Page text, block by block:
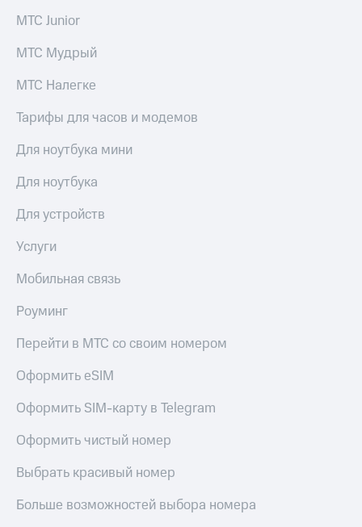
МТС Junior
МТС Мудрый
МТС Налегке
Тарифы для часов и модемов
Для ноутбука мини
Для ноутбука
Для устройств
Услуги
Мобильная связь
Роуминг
Перейти в МТС со своим номером
Оформить eSIM
Оформить SIM-карту в Telegram
Оформить чистый номер
Выбрать красивый номер
Больше возможностей выбора номера